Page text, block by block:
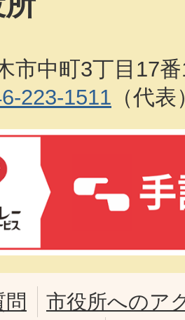
市中町3丁目17
223-1511 （代表
市役所へのア